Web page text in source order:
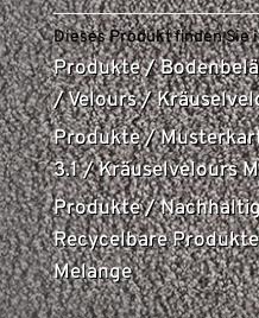
Dieses Produkt finden Sie
Produkte/
/Velours/
Produkte/
3.1/Kräuselvelours
Produkte/
Recycelbare Produkte
Melange